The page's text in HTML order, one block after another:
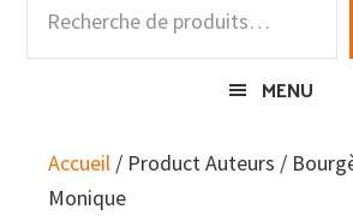
pour :
MENU
Accueil / Product Auteurs /
Monique